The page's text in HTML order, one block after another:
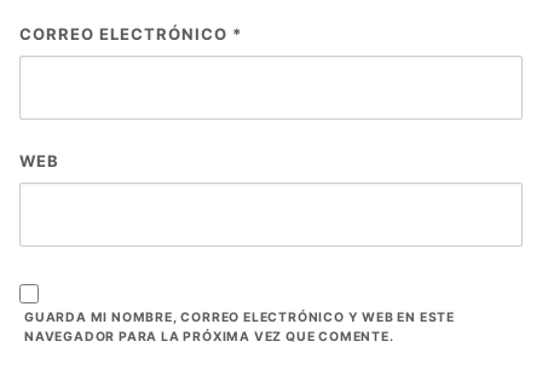
CORREO ELECTRÓNICO *
WEB
GUARDA MI NOMBRE, CORREO ELECTRÓNICO Y WEB EN ESTE
NAVEGADOR PARA LA PRÓXIMA VEZ QUE COMENTE.